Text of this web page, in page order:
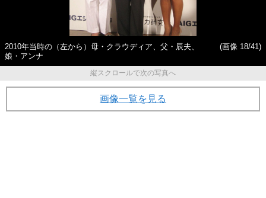
2010年当時の（左から）母・クラウディア、父・辰夫、
娘・アンナ
(画像 18/41)
縦スクロールで次の写真へ
画像一覧を見る